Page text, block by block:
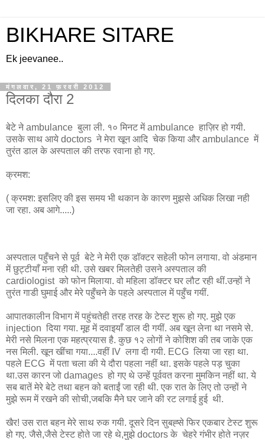
BIKHARE SITARE
Ek jeevanee..
मंगलवार, 21 फ़रवरी 2012
दिलका दौरा 2
बेटे ने ambulance बुला ली. १० मिनट में ambulance हाज़िर हो गयी.
उसके साथ आये doctors ने मेरा खून आदि चेक किया और ambulance में
तुरंत डाल के अस्पताल की तरफ रवाना हो गए.
क्रमश:
( क्रमश: इसलिए की इस समय भी थकान के कारण मुझसे अधिक लिखा नही
जा रहा. अब आगे.....)
अस्पताल पहुँचने से पूर्व बेटे ने मेरी एक डॉक्टर सहेली फोन लगाया. वो अंडमान
में छुट्टीयाँ मना रही थी. उसे खबर मिलतेही उसने अस्पताल की
cardiologist को फोन मिलाया. वो महिला डॉक्टर घर लौट रही थीं.उन्हों ने
तुरंत गाडी घुमाई और मेरे पहुँचने के पहले अस्पताल में पहुँच गयीं.
आपातकालीन विभाग में पहुंचतेही तरह तरह के टेस्ट शुरू हो गए. मुझे एक
injection दिया गया. मूह में दवाइयाँ डाल दी गयीं. अब खून लेना था नसमे से.
मेरी नसे मिलना एक महत्प्रयास है. कुछ १२ लोगों ने कोशिश की तब जाके एक
नस मिली. खून खींचा गया....वहीं IV लगा दी गयी. ECG लिया जा रहा था.
पहले ECG में पता चला की ये दौरा पहला नहीं था. इसके पहले पड़ चुका
था.उस कारन जो damages हो गए थे उन्हें पूर्ववत करना मुमकिन नहीं था. ये
सब बातें मेरे बेटे तथा बहन को बताईं जा रही थी. एक रात के लिए तो उन्हों ने
मुझे रूम में रखने की सोची,जबकि मैने घर जाने की रट लगाई हुई थी.
खैर! उस रात बहन मेरे साथ रुक गयी. दूसरे दिन सुबह्से फिर एकबार टेस्ट शुरू
हो गए. जैसे,जैसे टेस्ट होते जा रहे थे,मुझे doctors के चेहरे गंभीर होते नज़र